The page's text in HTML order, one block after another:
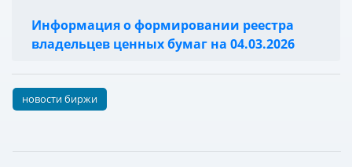
Информация о формировании реестра
владельцев ценных бумаг на 04.03.2026
новости биржи